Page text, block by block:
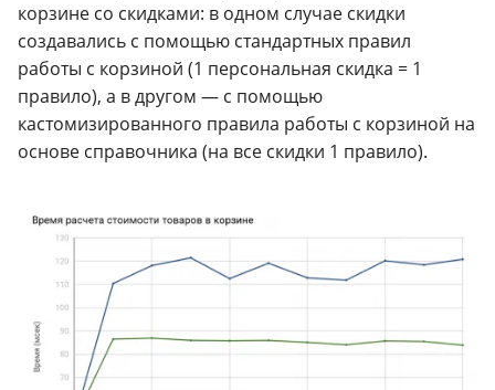
корзине со скидками: в одном случае скидки
создавались с помощью стандартных правил
работы с корзиной (1 персональная скидка = 1
правило), а в другом — с помощью
кастомизированного правила работы с корзиной на
основе справочника (на все скидки 1 правило).